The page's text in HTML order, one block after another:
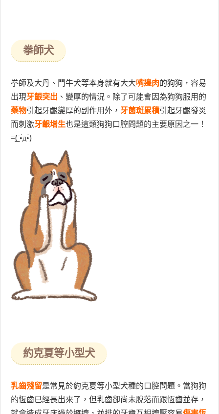
拳師犬
拳師及大丹、鬥牛犬等本身就有大大嘴邊肉的狗狗，容易
出現牙齦突出 、變厚的情況。除了可能會因為狗狗服用的
藥物引起牙齦變厚的副作用外，牙菌斑累積引起牙齦發炎
而刺激牙齦增生也是這類狗狗口腔問題的主要原因之一！
=͟͟͞͞( •̀д•́)
約克夏等小型犬
乳齒殘留是常見於約克夏等小型犬種的口腔問題。當狗狗
的恆齒已經長出來了，但乳齒卻尚未脫落而跟恆齒並存，